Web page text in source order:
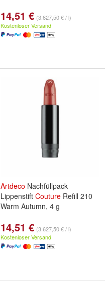
14,51 € (3.627,50 € / l)
Kostenloser Versand
Artdeco Nachfüllpack
Lippenstift Couture Refill 210
Warm Autumn, 4 g
14,51 € (3.627,50 € / l)
Kostenloser Versand